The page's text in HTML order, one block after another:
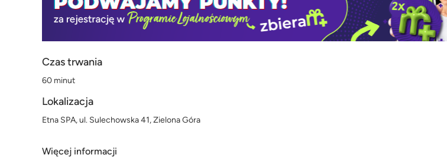
Czas trwania
60 minut
Lokalizacja
Etna SPA, ul. Sulechowska 41, Zielona Góra
Więcej informacji